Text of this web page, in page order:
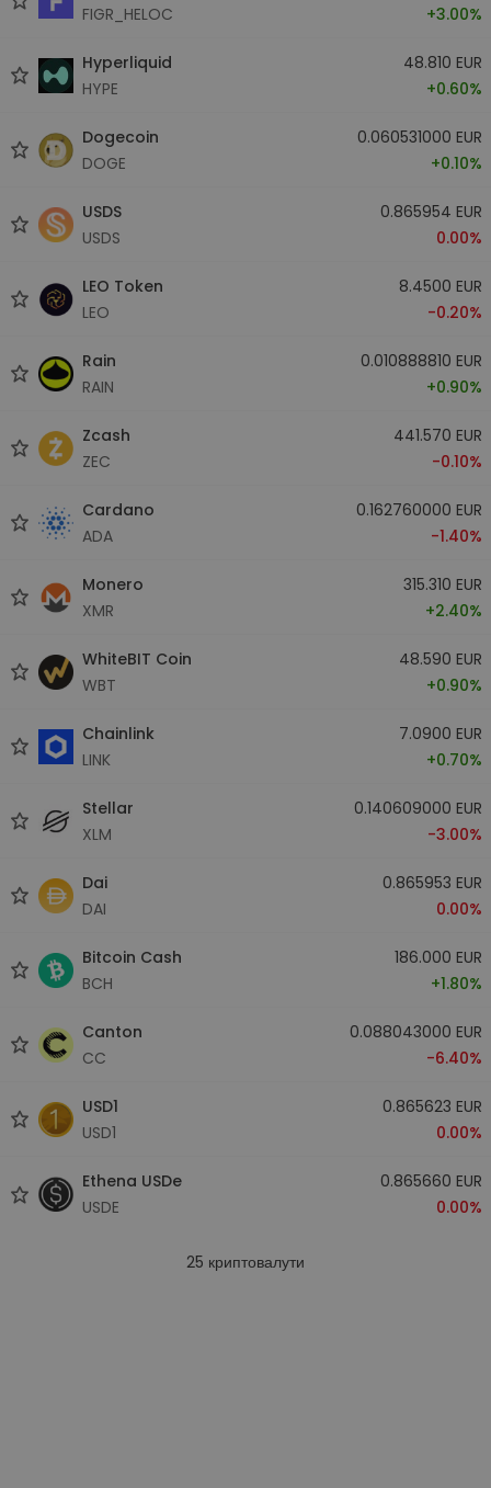
FIGR_HELOC
+3.00%
Hyperliquid
HYPE
48.810 EUR
+0.60%
Dogecoin
DOGE
0.060531000 EUR
+0.10%
USDS
USDS
0.865954 EUR
0.00%
LEO Token
LEO
8.4500 EUR
-0.20%
Rain
RAIN
0.010888810 EUR
+0.90%
Zcash
ZEC
441.570 EUR
-0.10%
Cardano
ADA
0.162760000 EUR
-1.40%
Monero
XMR
315.310 EUR
+2.40%
WhiteBIT Coin
WBT
48.590 EUR
+0.90%
Chainlink
LINK
7.0900 EUR
+0.70%
Stellar
XLM
0.140609000 EUR
-3.00%
Dai
DAI
0.865953 EUR
0.00%
Bitcoin Cash
BCH
186.000 EUR
+1.80%
Canton
CC
0.088043000 EUR
-6.40%
USD1
USD1
0.865623 EUR
0.00%
Ethena USDe
USDE
0.865660 EUR
0.00%
25 криптовалути